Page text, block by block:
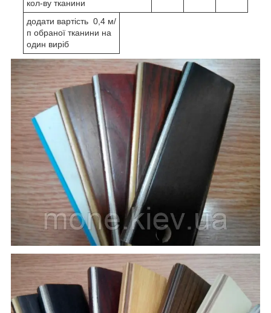
кол-ву тканини
додати вартість 0,4 м/
п обраної тканини на
один виріб